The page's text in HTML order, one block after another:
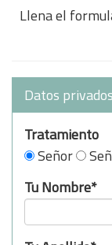
Llena el
Datos
Tratamiento
Señor
Tu Nombre*